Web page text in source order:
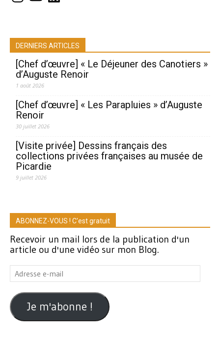
DERNIERS ARTICLES
[Chef d’œuvre] « Le Déjeuner des Canotiers »
d’Auguste Renoir
1 août 2026
[Chef d’œuvre] « Les Parapluies » d’Auguste
Renoir
30 juillet 2026
[Visite privée] Dessins français des
collections privées françaises au musée de
Picardie
9 juillet 2026
ABONNEZ-VOUS ! C'est gratuit
Recevoir un mail lors de la publication d'un
article ou d'une vidéo sur mon Blog.
Adresse
e-
mail
Je m'abonne !